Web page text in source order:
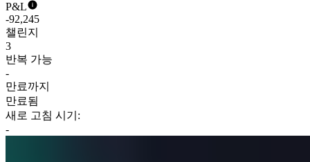
P&L
-92,245
챌린지
3
반복 가능
-
만료까지
만료됨
새로 고침 시기:
-